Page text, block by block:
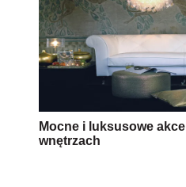
Mocne i luksusowe
wnętrzach